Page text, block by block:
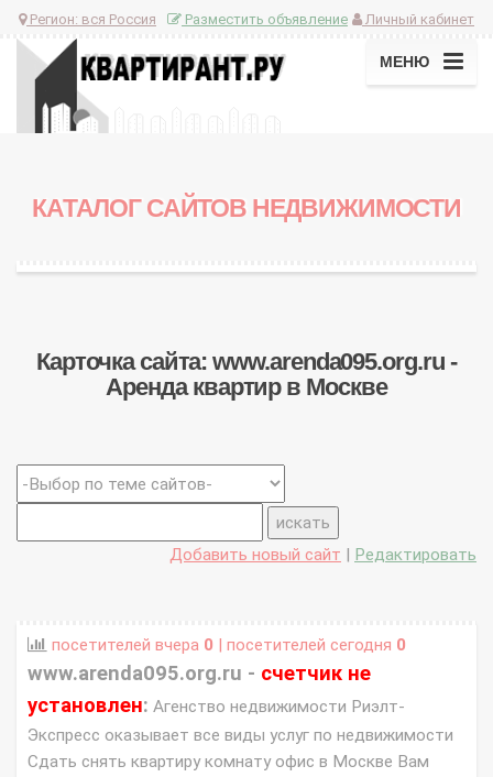
Регион: вся Россия Личный кабинет
Разместить объявление
МЕНЮ
КАТАЛОГ САЙТОВ НЕДВИЖИМОСТИ
Карточка сайта: www.arenda095.org.ru -
Аренда квартир в Москве
Добавить новый сайт Редактировать
посетителей вчера 0 | посетителей сегодня 0
www.arenda095.org.ru - счетчик не
установлен: Агенство недвижимости Риэлт-
Экспресс оказывает все виды услуг по недвижимости
Сдать снять квартиру комнату офис в Москве Вам